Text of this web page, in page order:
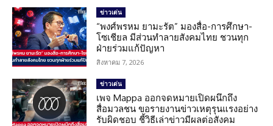
ข่าวเด่น
“พงศ์พรหม ยามะรัต” มองสื่อ-การศึกษา-
โซเชียล มีส่วนทำลายสังคมไทย ชวนทุก
ฝ่ายร่วมแก้ปัญหา
สิงหาคม 7, 2026
ข่าวเด่น
เพจ Mappa ออกจดหมายเปิดผนึกถึง
สื่อมวลชน ขอรายงานข่าวเหตุรุนแรงอย่าง
รับผิดชอบ ชี้วิธีเล่าข่าวมีผลต่อสังคม